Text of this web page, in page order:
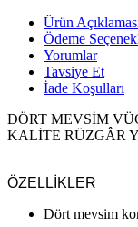
Ürün
Ödeme
Yorumlar
Tavsiye Et
İade Koşulları
DÖRT MEVSİM
KALİTE RÜZGÂR
ÖZELLİKLER
Dört mevsim